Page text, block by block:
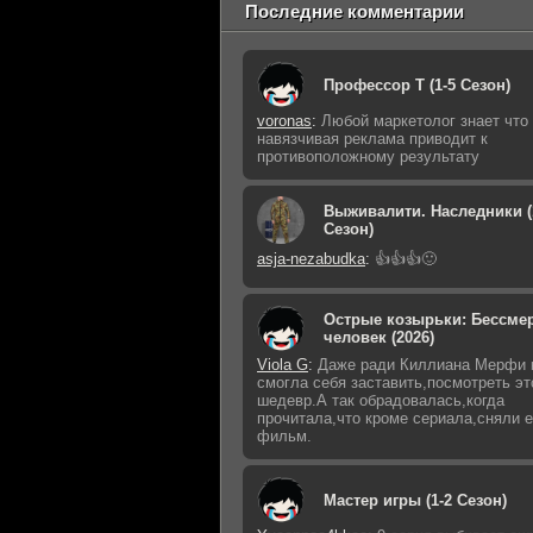
Последние комментарии
Профессор Т (1-5 Сезон)
voronas: Любой маркетолог знает что
навязчивая реклама приводит к
противоположному результату
Выживалити. Наследники
Сезон)
asja-nezabudka: 👍👍👍🙂
Острые козырьки:
человек (2026)
Viola G: Даже ради Киллиана Мерфи
смогла себя заставить,посмотреть
шедевр.А так обрадовалась,когда
прочитала,что кроме сериала,сняли
фильм.
Мастер игры (1-2 Сезон)